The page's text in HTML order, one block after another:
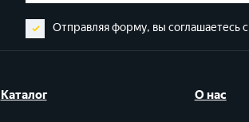
Отправляя форму, вы соглашаетесь с
Каталог О нас